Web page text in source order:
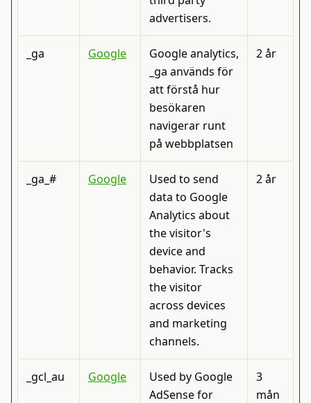
advertisers.
_ga Google
Google analytics,
_ga används för
att förstå hur
besökaren
navigerar runt
på webbplatsen
2 år
_ga_# Google
Used to send
data to Google
Analytics about
the visitor's
device and
behavior. Tracks
the visitor
across devices
and marketing
channels.
2 år
_gcl_au Google
Used by Google
AdSense for
3
mån